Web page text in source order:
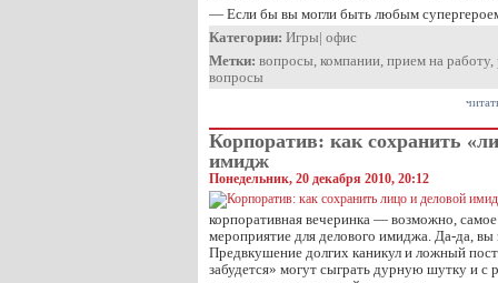
— Если бы вы могли быть любым
Категории: Игры| офис
Метки: вопросы, компании, прием на работу,
вопросы
Корпоратив: как сохранить
имидж
Понедельник, 20 декабря 2010, 20:12
корпоративная вечеринка — возможно,
мероприятие для делового имиджа. Да-да,
Предвкушение долгих каникул и ложный
забудется» могут сыграть дурную шутку и